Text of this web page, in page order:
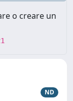
o creare un
ND